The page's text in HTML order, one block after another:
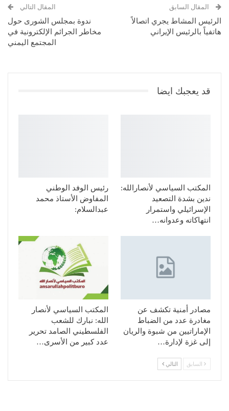
المقال السابق
الرئيس المشاط يجري اتصالاً
هاتفياً بالرئيس الإيراني
المقال التالي
ندوة بمجلس الشورى حول
مخاطر الجرائم الإلكترونية في
المجتمع اليمني
قد يعجبك ايضا
المكتب السياسي لأنصارالله:
ندين بشدة التصعيد
الإسرائيلي واستمرار
انتهاكاته وعدوانه…
رئيس الوفد الوطني
المفاوض الأستاذ محمد
عبدالسلام:
مصادر أمنية تكشف عن
مغادرة عدد من الضباط
الإماراتيين من شبوة والريان
إلى غزة لإدارة…
المكتب السياسي لأنصار
الله: نبارك للشعب
الفلسطيني الصامد تحرير
عدد كبير من الأسرى…
السابق التالي